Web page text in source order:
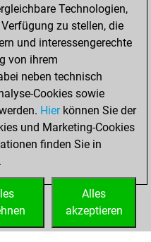
a
of 39
Technologien,
zu stellen, die
und interessengerechte
von ihrem
neben technisch
Cookies sowie
Hierkönnen Sie der
und Marketing-Cookies
finden Sie in
.
Alles
akzeptieren